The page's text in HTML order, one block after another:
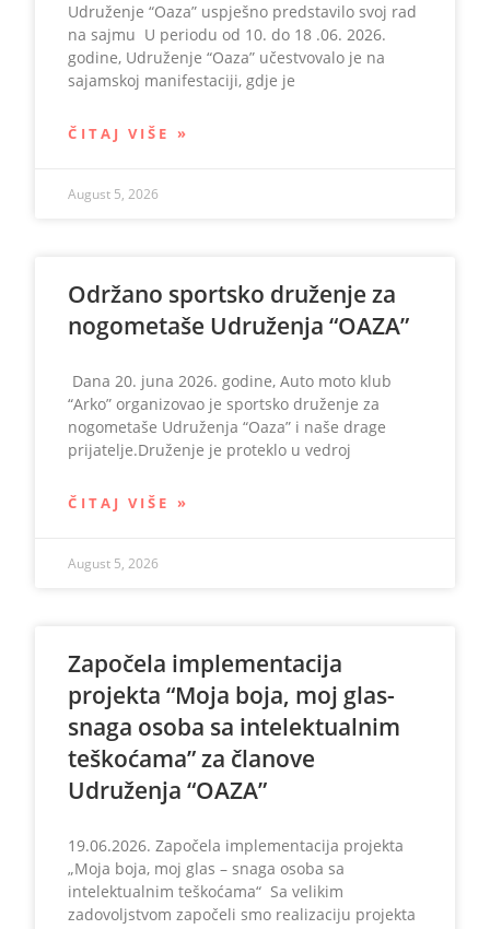
Udruženje “Oaza” uspješno predstavilo svoj rad
na sajmu U periodu od 10. do 18 .06. 2026.
godine, Udruženje “Oaza” učestvovalo je na
sajamskoj manifestaciji, gdje je
ČITAJ VIŠE »
August 5, 2026
Održano sportsko druženje za
nogometaše Udruženja “OAZA”
Dana 20. juna 2026. godine, Auto moto klub
“Arko” organizovao je sportsko druženje za
nogometaše Udruženja “Oaza” i naše drage
prijatelje.Druženje je proteklo u vedroj
ČITAJ VIŠE »
August 5, 2026
Započela implementacija
projekta “Moja boja, moj glas-
snaga osoba sa intelektualnim
teškoćama” za članove
Udruženja “OAZA”
19.06.2026. Započela implementacija projekta
„Moja boja, moj glas – snaga osoba sa
intelektualnim teškoćama“ Sa velikim
zadovoljstvom započeli smo realizaciju projekta